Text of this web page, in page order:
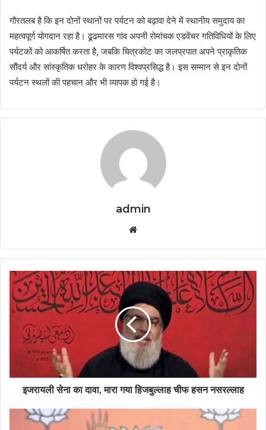
गौरतलब है कि इन दोनों स्थानों पर पर्यटन को बढ़ावा देने में स्थानीय समुदाय का
महत्वपूर्ण योगदान रहा है। ढूढमारस गांव अपनी रोमांचक एडवेंचर गतिविधियों के लिए
पर्यटकों को आकर्षित करता है, जबकि चित्रकोट का जलप्रपात अपने प्राकृतिक
सौंदर्य और सांस्कृतिक धरोहर के कारण विश्वप्रसिद्ध है। इस सम्मान से इन दोनों
पर्यटन स्थलों की पहचान और भी व्यापक हो गई है।
admin
इजरायली सेना का दावा, मारा गया हिजबुल्लाह चीफ हसन नसरल्लाह